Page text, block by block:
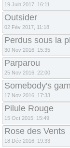
19 Juin 2017, 16:11
Outsider
02 Fév 2017, 11:18
Perdus sous la
30 Nov 2016, 15:35
Parparou
25 Nov 2016, 22:00
Somebody's
17 Nov 2016, 17:33
Pilule Rouge
15 Oct 2015, 15:49
Rose des Vents
18 Déc 2016, 19:33